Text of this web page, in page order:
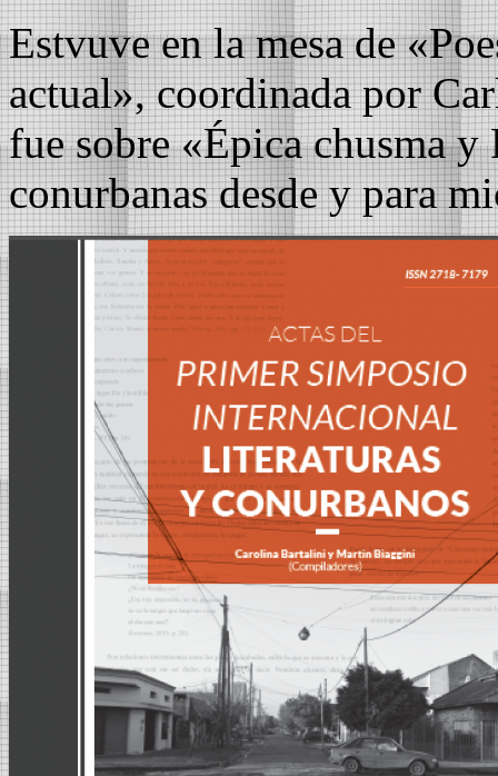
Estvuve en la mesa de
actual», coordinada por
fue sobre «Épica chusma
conurbanas desde y para